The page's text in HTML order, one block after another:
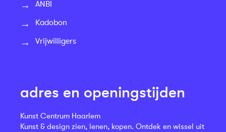
ANBI
Kadobon
Vrijwilligers
adres en openingstijden
Kunst Centrum Haarlem
Kunst & design zien, lenen, kopen. Ontdek en wissel uit